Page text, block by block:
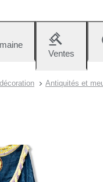
Ventes
Antiquités et